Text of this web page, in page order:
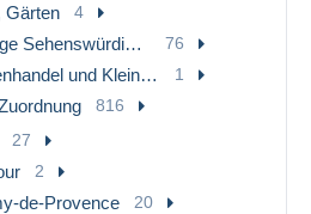
Gärten 4
Sonstige Sehenswürdigkeiten 76
Straßenhandel und Kleingewerbe 1
816
27
2
de-Provence 20